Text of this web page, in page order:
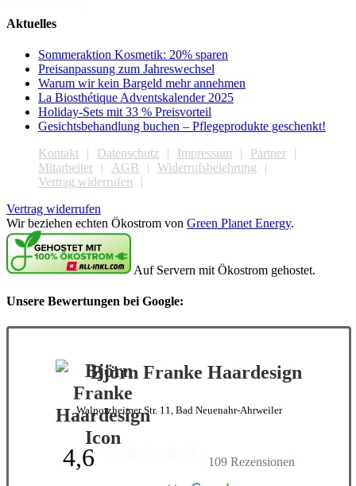
Aktuelles
Sommeraktion Kosmetik: 20% sparen
Preisanpassung zum Jahreswechsel
Warum wir kein Bargeld mehr annehmen
La Biosthétique Adventskalender 2025
Holiday-Sets mit 33 % Preisvorteil
Gesichtsbehandlung buchen – Pflegeprodukte geschenkt!
Kontakt
Datenschutz Impressum
Partner
Mitarbeiter
AGB
Widerrufsbelehrung
Vertrag widerrufen
Vertrag widerrufen
Wir beziehen echten Ökostrom von Green Planet Energy.
Auf Servern mit Ökostrom gehostet.
Unsere Bewertungen bei Google:
Björn Franke Haardesign
Walporzheimer Str. 11, Bad Neuenahr-Ahrweiler
4,6 109 Rezensionen